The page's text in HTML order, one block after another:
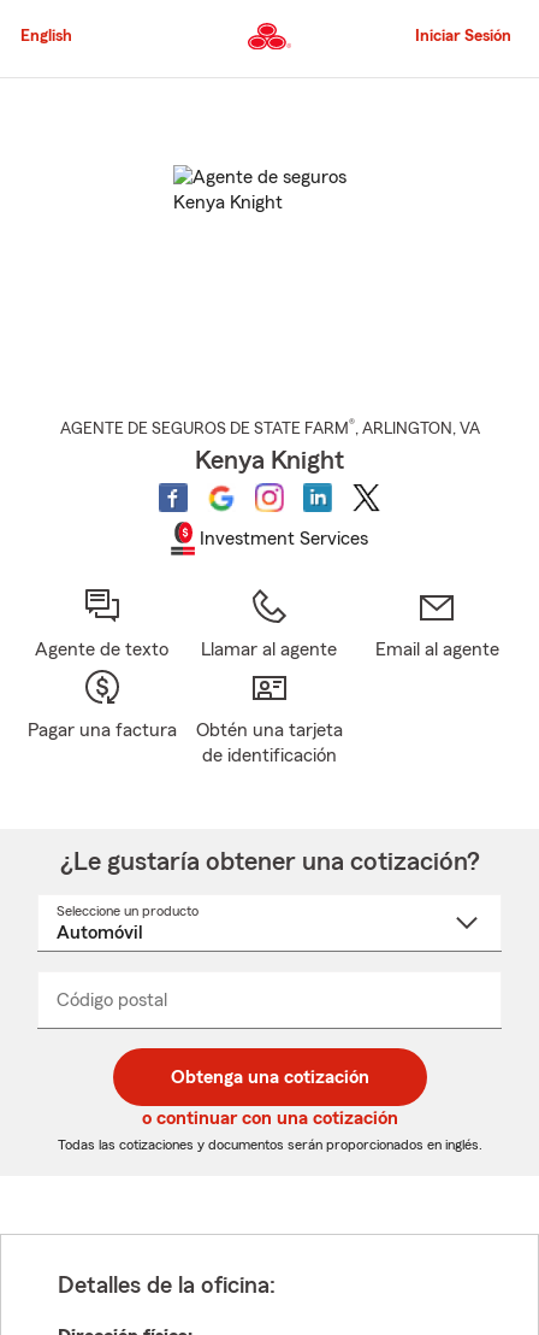
al
principal
English Iniciar Sesión
AGENTE DE SEGUROS DE STATE FARM®, ARLINGTON , VA
Kenya Knight
Investment Services
Agente de texto Llamar al agente Email al agente
Pagar una factura
Obtén una tarjeta
de identificación
¿Le gustaría obtener una cotización?
Seleccione un producto
desplegable
Código postal
de
5
dígitos
de
5
dígitos
_____
Obtenga una cotización
o continuar con una cotización
Todas las cotizaciones y documentos serán proporcionados en inglés.
Detalles de la oficina: